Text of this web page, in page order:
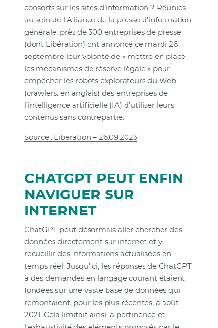
consorts sur les sites d’information ? Réunies
au sein de l’Alliance de la presse d’information
générale, près de 300 entreprises de presse
(dont Libération) ont annoncé ce mardi 26
septembre leur volonté de « mettre en place
les mécanismes de réserve légale » pour
empêcher les robots explorateurs du Web
(crawlers, en anglais) des entreprises de
l’intelligence artificielle (IA) d’utiliser leurs
contenus sans contrepartie.
Source : Libération – 26.09.2023
CHATGPT PEUT ENFIN
NAVIGUER SUR
INTERNET
ChatGPT peut désormais aller chercher des
données directement sur internet et y
recueillir des informations actualisées en
temps réel. Jusqu’ici, les réponses de ChatGPT
à des demandes en langage courant étaient
fondées sur une vaste base de données qui
remontaient, pour les plus récentes, à août
2021. Cela limitait ainsi la pertinence et